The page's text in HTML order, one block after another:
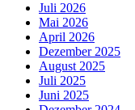
Juli 2026
Mai 2026
April 2026
Dezember 2025
August 2025
Juli 2025
Juni 2025